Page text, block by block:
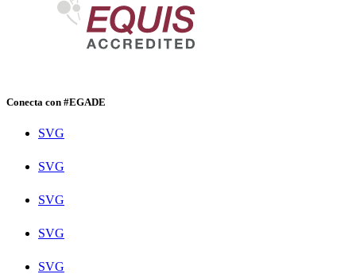
Conecta con #EGADE
SVG
SVG
SVG
SVG
SVG